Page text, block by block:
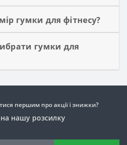
гумки для фітнесу?
гумки для
першим про акції і знижки?
на нашу розсилку